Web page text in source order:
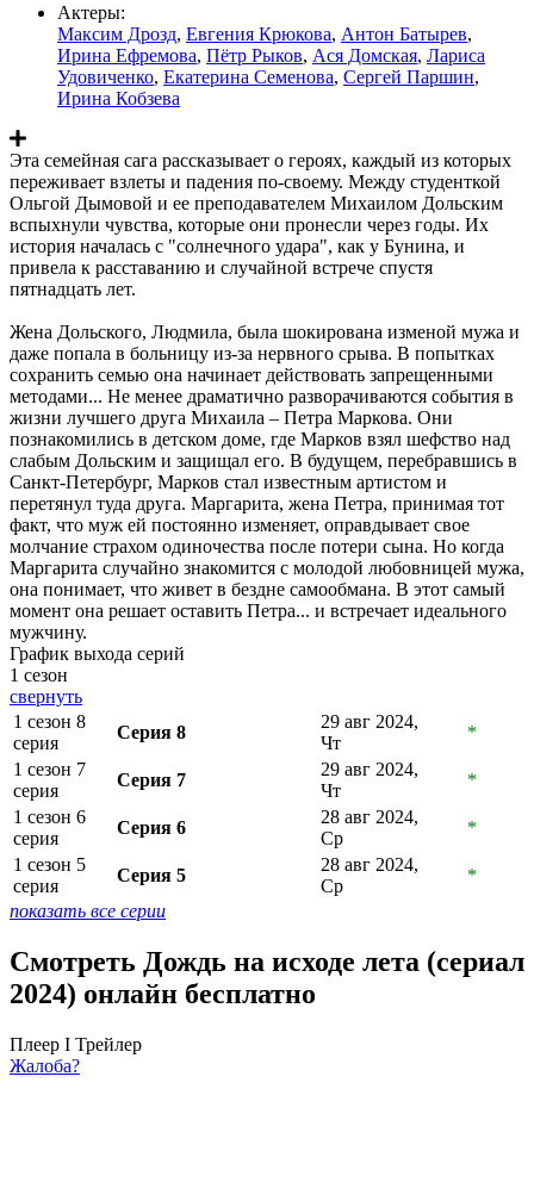
Актеры:
Максим Дрозд, Евгения Крюкова, Антон Батырев,
Ирина Ефремова, Пётр Рыков, Ася Домская, Лариса
Удовиченко, Екатерина Семенова, Сергей Паршин,
Ирина Кобзева
Эта семейная сага рассказывает о героях, каждый из которых
переживает взлеты и падения по-своему. Между студенткой
Ольгой Дымовой и ее преподавателем Михаилом Дольским
вспыхнули чувства, которые они пронесли через годы. Их
история началась с "солнечного удара", как у Бунина, и
привела к расставанию и случайной встрече спустя
пятнадцать лет.
Жена Дольского, Людмила, была шокирована изменой мужа и
даже попала в больницу из-за нервного срыва. В попытках
сохранить семью она начинает действовать запрещенными
методами... Не менее драматично разворачиваются события в
жизни лучшего друга Михаила – Петра Маркова. Они
познакомились в детском доме, где Марков взял шефство над
слабым Дольским и защищал его. В будущем, перебравшись в
Санкт-Петербург, Марков стал известным артистом и
перетянул туда друга. Маргарита, жена Петра, принимая тот
факт, что муж ей постоянно изменяет, оправдывает свое
молчание страхом одиночества после потери сына. Но когда
Маргарита случайно знакомится с молодой любовницей мужа,
она понимает, что живет в бездне самообмана. В этот самый
момент она решает оставить Петра... и встречает идеального
мужчину.
График выхода серий
1 сезон
свернуть
1 сезон 8
серия
Серия 8
29 авг 2024,
Чт
*
1 сезон 7
серия
Серия 7
29 авг 2024,
Чт
*
1 сезон 6
серия
Серия 6
28 авг 2024,
Ср
*
1 сезон 5
серия
Серия 5
28 авг 2024,
Ср
*
показать все серии
Смотреть Дождь на исходе лета (сериал
2024) онлайн бесплатно
Плеер I Трейлер
Жалоба?